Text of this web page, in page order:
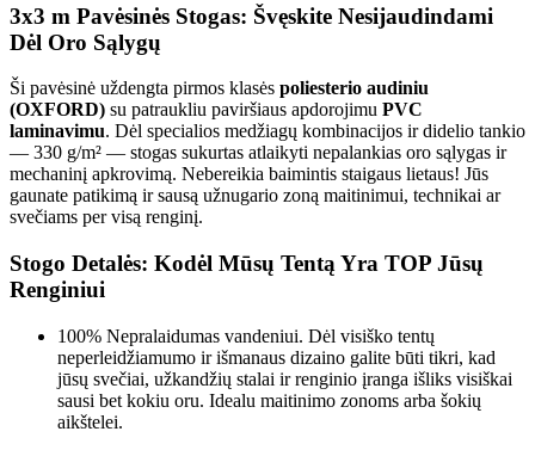
3x3 m Pavėsinės Stogas: Švęskite Nesijaudindami
Dėl Oro Sąlygų
Ši pavėsinė uždengta pirmos klasės poliesterio audiniu
(OXFORD) su patraukliu paviršiaus apdorojimu PVC
laminavimu. Dėl specialios medžiagų kombinacijos ir didelio tankio
— 330 g/m² — stogas sukurtas atlaikyti nepalankias oro sąlygas ir
mechaninį apkrovimą. Nebereikia baimintis staigaus lietaus! Jūs
gaunate patikimą ir sausą užnugario zoną maitinimui, technikai ar
svečiams per visą renginį.
Stogo Detalės: Kodėl Mūsų Tentą Yra TOP Jūsų
Renginiui
100% Nepralaidumas vandeniui. Dėl visiško tentų
neperleidžiamumo ir išmanaus dizaino galite būti tikri, kad
jūsų svečiai, užkandžių stalai ir renginio įranga išliks visiškai
sausi bet kokiu oru. Idealu maitinimo zonoms arba šokių
aikštelei.